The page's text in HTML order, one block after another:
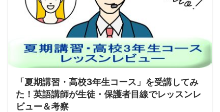
「夏期講習・高校3年生コース」を受講してみ
た！英語講師が生徒・保護者目線でレッスンレ
ビュー＆考察